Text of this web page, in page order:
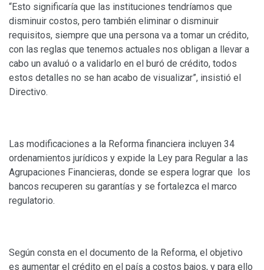
“Esto significaría que las instituciones tendríamos que
disminuir costos, pero también eliminar o disminuir
requisitos, siempre que una persona va a tomar un crédito,
con las reglas que tenemos actuales nos obligan a llevar a
cabo un avaluó o a validarlo en el buró de crédito, todos
estos detalles no se han acabo de visualizar”, insistió el
Directivo.
Las modificaciones a la Reforma financiera incluyen 34
ordenamientos jurídicos y expide la Ley para Regular a las
Agrupaciones Financieras, donde se espera lograr que los
bancos recuperen su garantías y se fortalezca el marco
regulatorio.
Según consta en el documento de la Reforma, el objetivo
es aumentar el crédito en el país a costos bajos, y para ello